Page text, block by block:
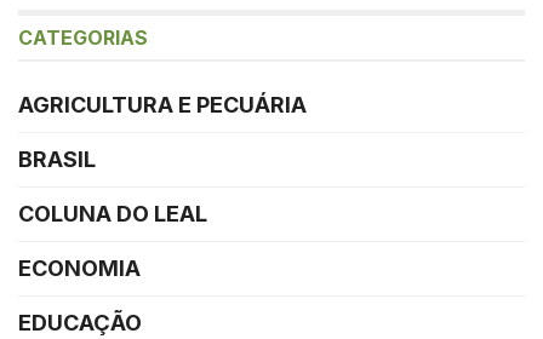
CATEGORIAS
AGRICULTURA E PECUÁRIA
BRASIL
COLUNA DO LEAL
ECONOMIA
EDUCAÇÃO